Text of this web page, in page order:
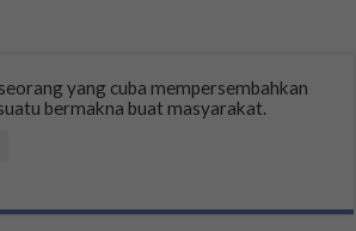
yang cuba mempersembahkan
bermakna buat masyarakat.